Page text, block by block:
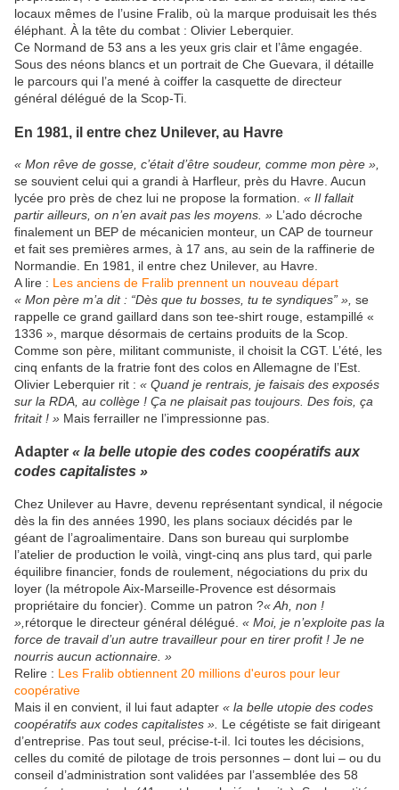
locaux mêmes de l’usine Fralib, où la marque produisait les thés
éléphant. À la tête du combat : Olivier Leberquier.
Ce Normand de 53 ans a les yeux gris clair et l’âme engagée.
Sous des néons blancs et un portrait de Che Guevara, il détaille
le parcours qui l’a mené à coiffer la casquette de directeur
général délégué de la Scop-Ti.
En 1981, il entre chez Unilever, au Havre
« Mon rêve de gosse, c’était d’être soudeur, comme mon père »,
se souvient celui qui a grandi à Harfleur, près du Havre. Aucun
lycée pro près de chez lui ne propose la formation. « Il fallait
partir ailleurs, on n’en avait pas les moyens. » L’ado décroche
finalement un BEP de mécanicien monteur, un CAP de tourneur
et fait ses premières armes, à 17 ans, au sein de la raffinerie de
Normandie. En 1981, il entre chez Unilever, au Havre.
A lire : Les anciens de Fralib prennent un nouveau départ
« Mon père m’a dit : “Dès que tu bosses, tu te syndiques” », se
rappelle ce grand gaillard dans son tee-shirt rouge, estampillé «
1336 », marque désormais de certains produits de la Scop.
Comme son père, militant communiste, il choisit la CGT. L’été, les
cinq enfants de la fratrie font des colos en Allemagne de l’Est.
Olivier Leberquier rit : « Quand je rentrais, je faisais des exposés
sur la RDA, au collège ! Ça ne plaisait pas toujours. Des fois, ça
fritait ! » Mais ferrailler ne l’impressionne pas.
Adapter « la belle utopie des codes coopératifs aux
codes capitalistes »
Chez Unilever au Havre, devenu représentant syndical, il négocie
dès la fin des années 1990, les plans sociaux décidés par le
géant de l’agroalimentaire. Dans son bureau qui surplombe
l’atelier de production le voilà, vingt-cinq ans plus tard, qui parle
équilibre financier, fonds de roulement, négociations du prix du
loyer (la métropole Aix-Marseille-Provence est désormais
propriétaire du foncier). Comme un patron ?« Ah, non !
», rétorque le directeur général délégué. « Moi, je n’exploite pas la
force de travail d’un autre travailleur pour en tirer profit ! Je ne
nourris aucun actionnaire. »
Relire : Les Fralib obtiennent 20 millions d'euros pour leur
coopérative
Mais il en convient, il lui faut adapter « la belle utopie des codes
coopératifs aux codes capitalistes ». Le cégétiste se fait dirigeant
d’entreprise. Pas tout seul, précise-t-il. Ici toutes les décisions,
celles du comité de pilotage de trois personnes – dont lui – ou du
conseil d’administration sont validées par l’assemblée des 58